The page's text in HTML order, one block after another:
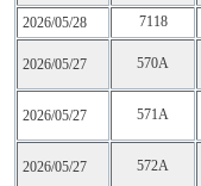
2026/05/28
7118
2026/05/27 570A
2026/05/27 571A
2026/05/27 572A